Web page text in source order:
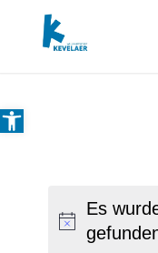
Open toolbar
Es